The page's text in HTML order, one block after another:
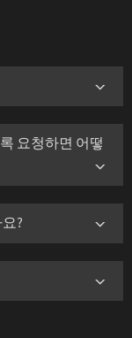
요청하면 어떻
?